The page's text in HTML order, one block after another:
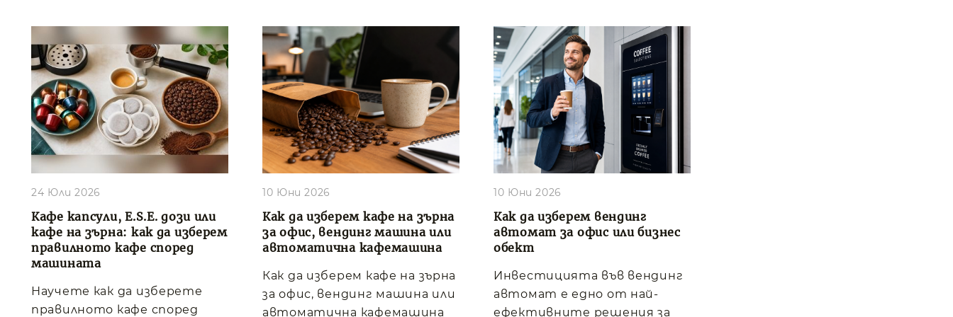
Кафе капсули, E.S.E. дози или
кафе на зърна: как да изберем
правилното кафе според
машината
24 Юли 2026
Научете как да изберете
правилното кафе според
Как да изберем кафе на зърна
за офис, вендинг машина или
автоматична кафемашина
10 Юни 2026
Как да изберем кафе на зърна
за офис, вендинг машина или
автоматична кафемашина
Как да изберем вендинг
автомат за офис или бизнес
обект
10 Юни 2026
Инвестицията във вендинг
автомат е едно от най-
ефективните решения за